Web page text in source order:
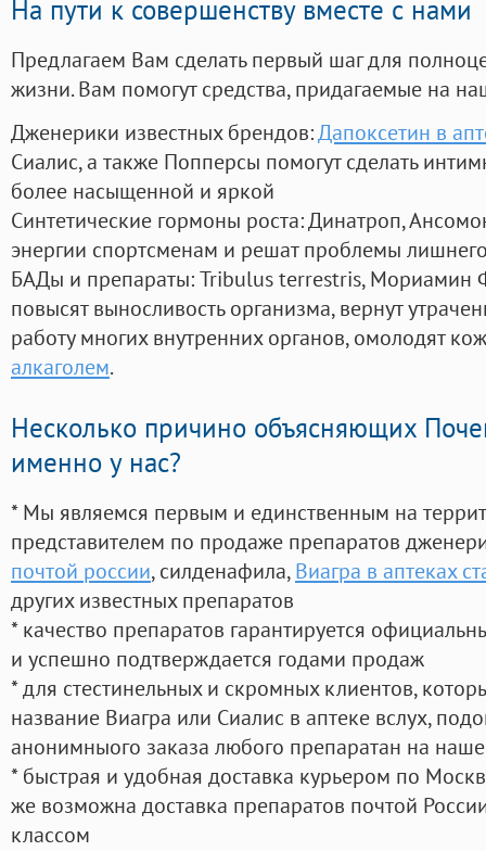
На пути к совершенству вместе с нами
Предлагаем Вам сделать первый шаг для
жизни. Вам помогут средства, придагаемые на
Дженерики известных брендов:Дапоксетин в
Сиалис, а также Попперсы помогут сделать
более насыщенной и яркой
Синтетические гормоны роста: Динатроп,
энергии спортсменам и решат проблемы
БАДы и препараты:Tribulus terrestris, Мориамин
повысят выносливость организма, вернут
работу многих внутренних органов, омолодят
алкаголем.
Несколько причино объясняющих
именно у нас?
* Мы являемся первым и единственным на
представителем по продаже препаратов
почтой россии, силденафила, Виагра в аптеках
других известных препаратов
* качество препаратов гарантируется
и успешно подтверждается годами продаж
* для стестинельных и скромных клиентов,
название Виагра или Сиалис в аптеке вслух,
анонимныого заказа любого препаратан на
* быстрая и удобная доставка курьером по
же возможна доставка препаратов почтой
классом